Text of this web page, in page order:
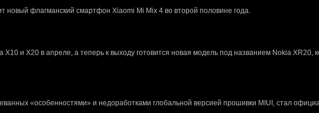
новый флагманский смартфон Xiaomi Mi Mix 4 во второй половине года.
и X20 в апреле, а теперь к выходу готовится новая модель под названием Nokia XR20,
«особенностями» и недоработками глобальной версией прошивки MIUI, стал